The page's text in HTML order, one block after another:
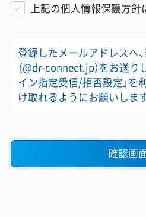
上記の個人情報保護方針
登録したメールアドレスへ
（@dr-connect.jp）をお送り
イン指定受信/拒否設定」を
け取れるようにお願いします
確認画